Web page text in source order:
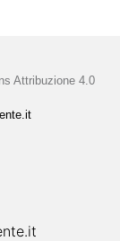
Attribuzione 4.0